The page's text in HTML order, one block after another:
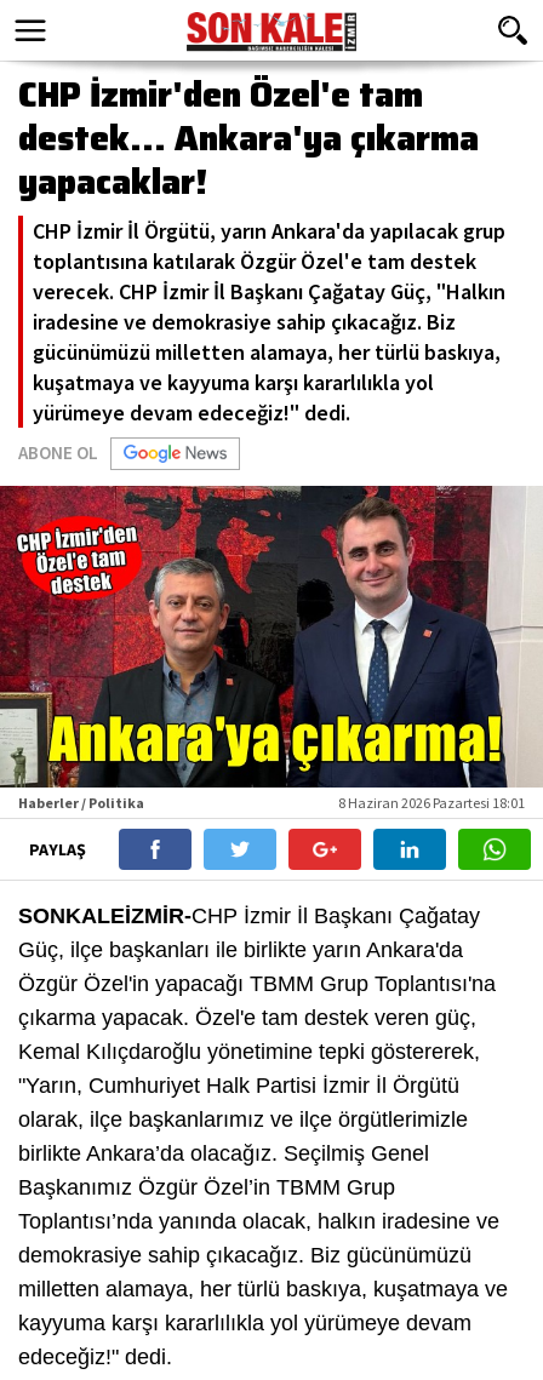
CHP İzmir'den Özel'e tam
destek... Ankara'ya çıkarma
yapacaklar!
CHP İzmir İl Örgütü, yarın Ankara'da yapılacak grup
toplantısına katılarak Özgür Özel'e tam destek
verecek. CHP İzmir İl Başkanı Çağatay Güç, "Halkın
iradesine ve demokrasiye sahip çıkacağız. Biz
gücünümüzü milletten alamaya, her türlü baskıya,
kuşatmaya ve kayyuma karşı kararlılıkla yol
yürümeye devam edeceğiz!" dedi.
ABONE OL
Haberler / Politika 8 Haziran 2026 Pazartesi 18:01
PAYLAŞ
SONKALEİZMİR-CHP İzmir İl Başkanı Çağatay
Güç, ilçe başkanları ile birlikte yarın Ankara'da
Özgür Özel'in yapacağı TBMM Grup Toplantısı'na
çıkarma yapacak. Özel'e tam destek veren güç,
Kemal Kılıçdaroğlu yönetimine tepki göstererek,
"Yarın, Cumhuriyet Halk Partisi İzmir İl Örgütü
olarak, ilçe başkanlarımız ve ilçe örgütlerimizle
birlikte Ankara’da olacağız. Seçilmiş Genel
Başkanımız Özgür Özel’in TBMM Grup
Toplantısı’nda yanında olacak, halkın iradesine ve
demokrasiye sahip çıkacağız. Biz gücünümüzü
milletten alamaya, her türlü baskıya, kuşatmaya ve
kayyuma karşı kararlılıkla yol yürümeye devam
edeceğiz!" dedi.